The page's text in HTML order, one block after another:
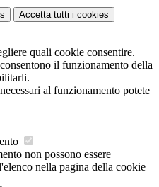
Accetta tutti i cookies
quali cookie consentire.
il funzionamento della
al funzionamento potete
non possono essere
nella pagina della cookie